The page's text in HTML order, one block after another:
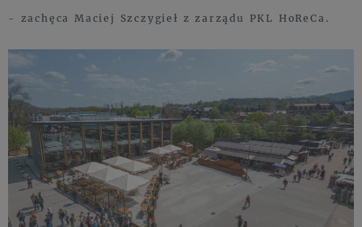
- zachęca Maciej Szczygieł z zarządu PKL HoReCa.